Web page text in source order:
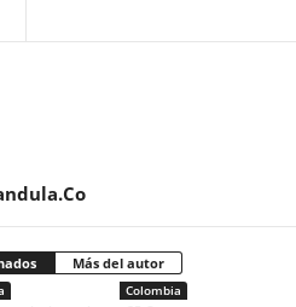
Más del autor
Colombia